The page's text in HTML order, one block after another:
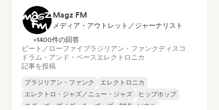
Magz FM
メディア・アウトレット／ジャーナリスト
>1400件の回答
ビート／ローファイブラジリアン・ファンクディスコ
ドラム・アンド・ベースエレクトロニカ
記事を投稿
ブラジリアン・ファンク
エレクトロニカ
エレクトロ・ジャズ／ニュー・ジャズ
ヒップホップ
ネダーポップ／ダッチ・ポップ
R&B
ソウル